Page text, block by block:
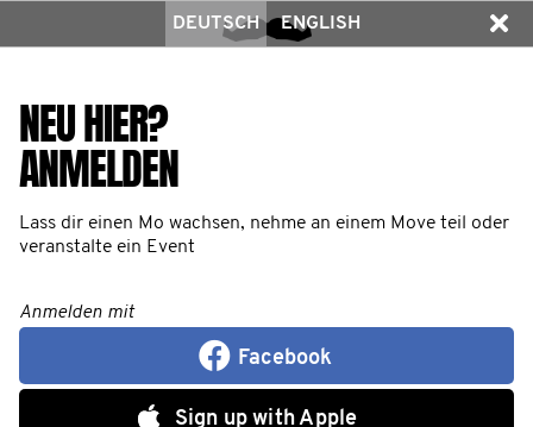
DEUTSCH ENGLISH
NEU HIER?
ANMELDEN
Lass dir einen Mo wachsen, nehme an einem Move teil oder
veranstalte ein Event
Anmelden mit
Facebook
Sign up with Apple